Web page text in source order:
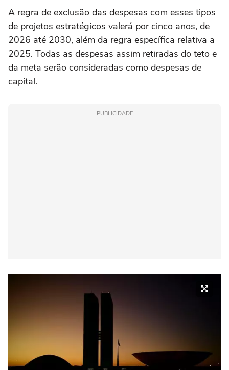
A regra de exclusão das despesas com esses tipos
de projetos estratégicos valerá por cinco anos, de
2026 até 2030, além da regra específica relativa a
2025. Todas as despesas assim retiradas do teto e
da meta serão consideradas como despesas de
capital.
PUBLICIDADE